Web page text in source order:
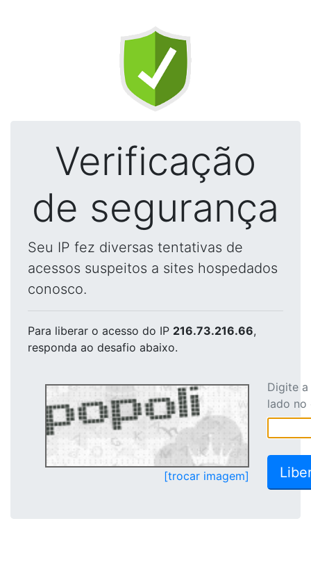
Verificação
de segurança
Seu IP fez diversas tentativas de
acessos suspeitos a sites hospedados
conosco.
Para liberar o acesso do IP 216.73.216.66,
responda ao desafio abaixo.
[trocar imagem]
Digite
lado no